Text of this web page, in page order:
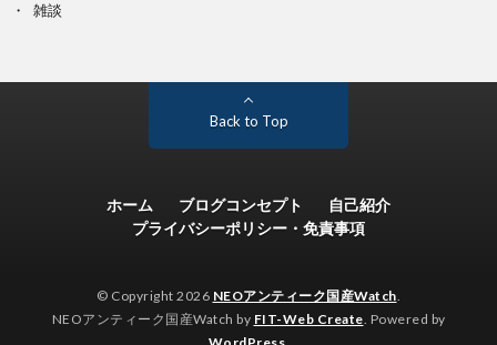
雑談
Back to Top
ホーム ブログコンセプト
自己紹介
プライバシーポリシー・免責事項
© Copyright 2026 NEOアンティーク国産Watch.
NEOアンティーク国産Watch by FIT-Web Create. Powered by